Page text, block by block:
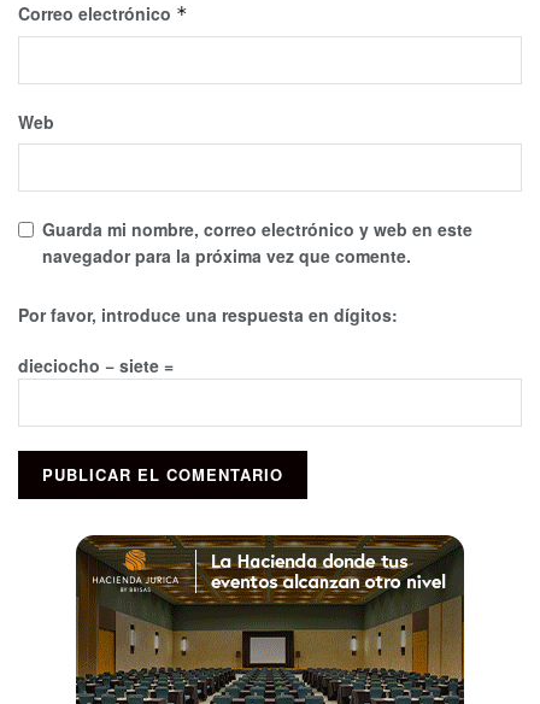
Correo electrónico *
Web
Guarda mi nombre, correo electrónico y web en este
navegador para la próxima vez que comente.
Por favor, introduce una respuesta en dígitos:
dieciocho − siete =